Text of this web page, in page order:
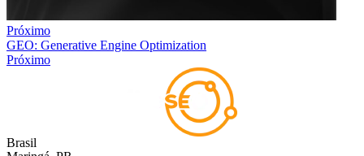
Próximo
GEO: Generative Engine Optimization
Próximo
Brasil